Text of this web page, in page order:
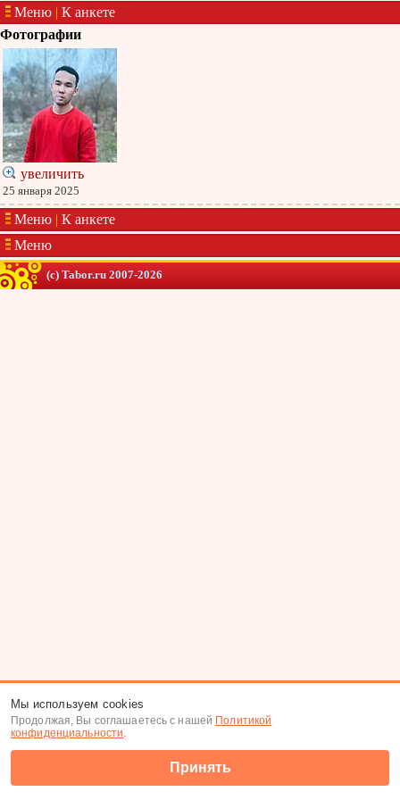
Меню | К анкете
Фотографии
увеличить
25 января 2025
Меню | К анкете
Меню
(c) Tabor.ru 2007-2026
Мы используем cookies
Продолжая, Вы соглашаетесь с нашей Политикой
конфиденциальности.
Принять